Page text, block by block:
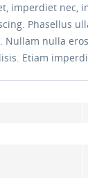
imperdiet nec,
Phasellus
nulla
Etiam